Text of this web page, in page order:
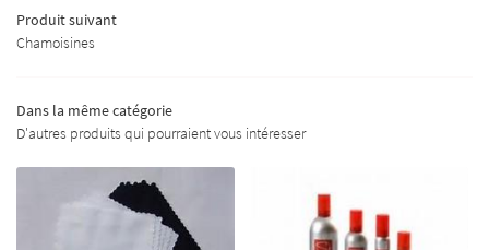
ACTUALITÉS
Produit suivant
Chamoisines
Dans la même catégorie
D'autres produits qui pourraient vous intéresser